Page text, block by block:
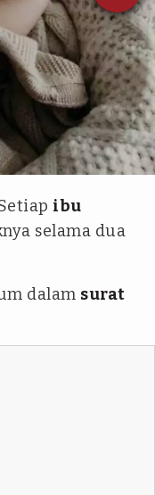
ibu
selama dua
dalam surat